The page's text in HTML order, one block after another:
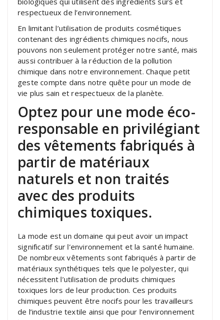
respectueux de l’environnement.
En limitant l’utilisation de produits cosmétiques
contenant des ingrédients chimiques nocifs, nous
pouvons non seulement protéger notre santé, mais
aussi contribuer à la réduction de la pollution
chimique dans notre environnement. Chaque petit
geste compte dans notre quête pour un mode de
vie plus sain et respectueux de la planète.
Optez pour une mode éco-
responsable en privilégiant
des vêtements fabriqués à
partir de matériaux
naturels et non traités
avec des produits
chimiques toxiques.
La mode est un domaine qui peut avoir un impact
significatif sur l’environnement et la santé humaine.
De nombreux vêtements sont fabriqués à partir de
matériaux synthétiques tels que le polyester, qui
nécessitent l’utilisation de produits chimiques
toxiques lors de leur production. Ces produits
chimiques peuvent être nocifs pour les travailleurs
de l’industrie textile ainsi que pour l’environnement